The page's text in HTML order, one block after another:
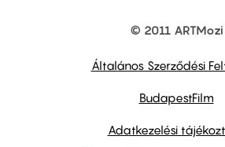
© 2011 ARTMozi
Általános Szerződési
BudapestFilm
Adatkezelési